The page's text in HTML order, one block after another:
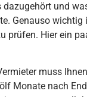
dazugehört und
Genauso wichtig
prüfen. Hier ein
muss
Monate nach